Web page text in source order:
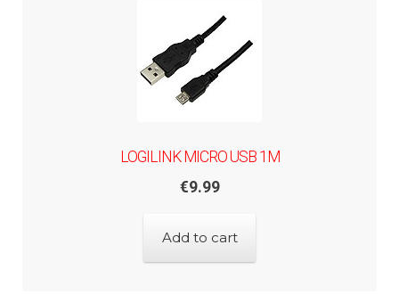
LOGILINK MICRO USB 1M
€9.99
Add to cart